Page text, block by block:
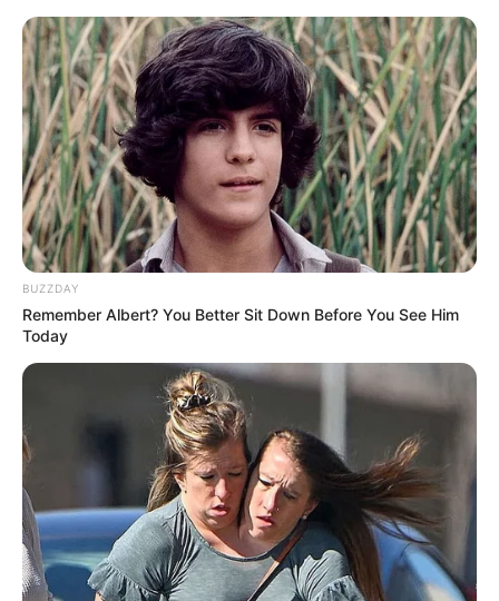
HOME
INSPIRASI
STYLE
FILM &
SERIES
NGAKAK
QUOTES
HYPE
MORE
BUZZDAY
Remember Albert? You Better Sit Down Before You See Him
Today